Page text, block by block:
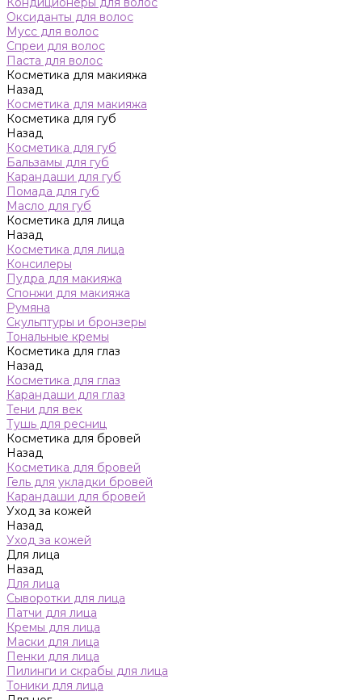
Оксиданты для волос
Мусс для волос
Спреи для волос
Паста для волос
Косметика для макияжа
Назад
Косметика для макияжа
Косметика для губ
Назад
Косметика для губ
Бальзамы для губ
Карандаши для губ
Помада для губ
Масло для губ
Косметика для лица
Назад
Косметика для лица
Консилеры
Пудра для макияжа
Спонжи для макияжа
Румяна
Скульптуры и бронзеры
Тональные кремы
Косметика для глаз
Назад
Косметика для глаз
Карандаши для глаз
Тени для век
Тушь для ресниц
Косметика для бровей
Назад
Косметика для бровей
Гель для укладки бровей
Карандаши для бровей
Уход за кожей
Назад
Уход за кожей
Для лица
Назад
Для лица
Сыворотки для лица
Патчи для лица
Кремы для лица
Маски для лица
Пенки для лица
Пилинги и скрабы для лица
Тоники для лица